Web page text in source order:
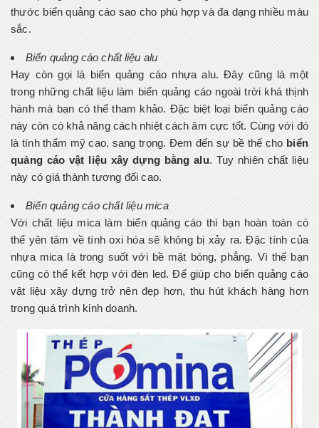
thước biển quảng cáo sao cho phù hợp và đa dạng nhiều màu
sắc.
Biển quảng cáo chất liệu alu
Hay còn gọi là biển quảng cáo nhựa alu. Đây cũng là một
trong những chất liệu làm biển quảng cáo ngoài trời khá thịnh
hành mà bạn có thể tham khảo. Đặc biệt loại biển quảng cáo
này còn có khả năng cách nhiệt cách âm cực tốt. Cùng với đó
là tính thẩm mỹ cao, sang trọng. Đem đến sự bề thế cho biển
quảng cáo vật liệu xây dựng bằng alu. Tuy nhiên chất liệu
này có giá thành tương đối cao.
Biển quảng cáo chất liệu mica
Với chất liệu mica làm biển quảng cáo thì bạn hoàn toàn có
thể yên tâm về tính oxi hóa sẽ không bị xảy ra. Đặc tính của
nhựa mica là trong suốt với bề mặt bóng, phẳng. Vì thế bạn
cũng có thể kết hợp với đèn led. Để giúp cho biển quảng cáo
vật liệu xây dựng trở nên đẹp hơn, thu hút khách hàng hơn
trong quá trình kinh doanh.